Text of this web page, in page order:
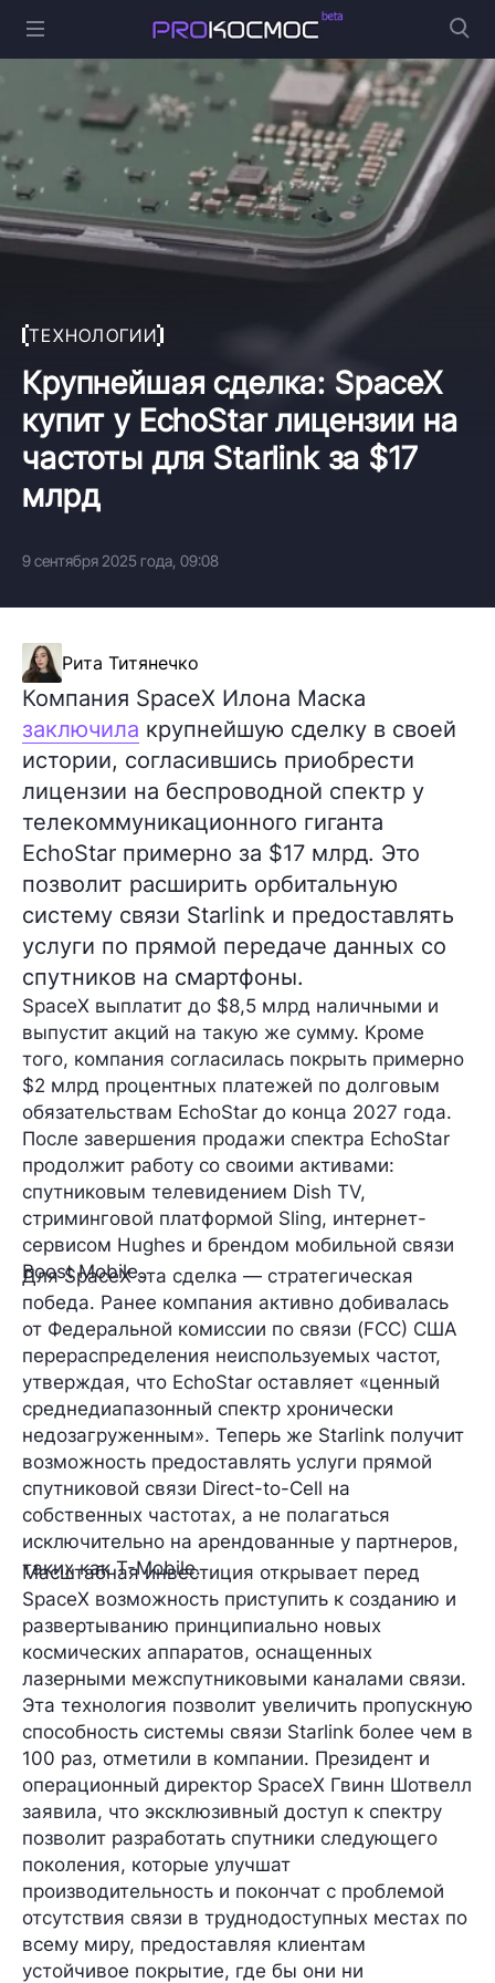
ТЕХНОЛОГИИ
Крупнейшая сделка: SpaceX
купит у EchoStar лицензии на
частоты для Starlink за $17
млрд
9 сентября 2025 года, 09:08
Рита Титянечко
Компания SpaceX Илона Маска
заключила крупнейшую сделку в своей
истории, согласившись приобрести
лицензии на беспроводной спектр у
телекоммуникационного гиганта
EchoStar примерно за $17 млрд. Это
позволит расширить орбитальную
систему связи Starlink и предоставлять
услуги по прямой передаче данных со
спутников на смартфоны.
SpaceX выплатит до $8,5 млрд наличными и
выпустит акций на такую же сумму. Кроме
того, компания согласилась покрыть примерно
$2 млрд процентных платежей по долговым
обязательствам EchoStar до конца 2027 года.
После завершения продажи спектра EchoStar
продолжит работу со своими активами:
спутниковым телевидением Dish TV,
стриминговой платформой Sling, интернет-
сервисом Hughes и брендом мобильной связи
Boost Mobile.
Для SpaceX эта сделка — стратегическая
победа. Ранее компания активно добивалась
от Федеральной комиссии по связи (FCC) США
перераспределения неиспользуемых частот,
утверждая, что EchoStar оставляет «ценный
среднедиапазонный спектр хронически
недозагруженным». Теперь же Starlink получит
возможность предоставлять услуги прямой
спутниковой связи Direct-to-Cell на
собственных частотах, а не полагаться
исключительно на арендованные у партнеров,
таких как T-Mobile.
Масштабная инвестиция открывает перед
SpaceX возможность приступить к созданию и
развертыванию принципиально новых
космических аппаратов, оснащенных
лазерными межспутниковыми каналами связи.
Эта технология позволит увеличить пропускную
способность системы связи Starlink более чем в
100 раз, отметили в компании. Президент и
операционный директор SpaceX Гвинн Шотвелл
заявила, что эксклюзивный доступ к спектру
позволит разработать спутники следующего
поколения, которые улучшат
производительность и покончат с проблемой
отсутствия связи в труднодоступных местах по
всему миру, предоставляя клиентам
устойчивое покрытие, где бы они ни